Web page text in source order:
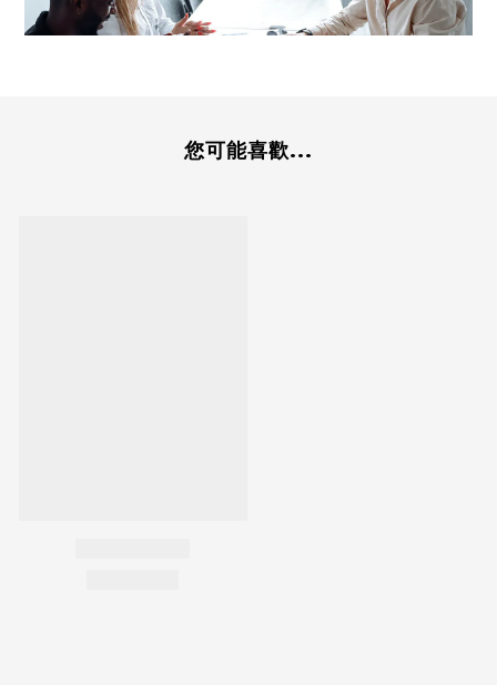
您可能喜歡...